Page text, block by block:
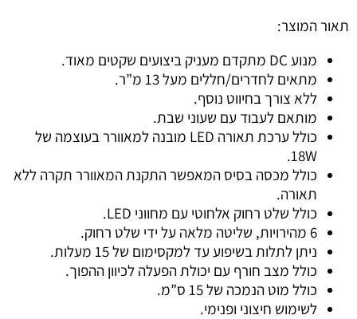
תאור המוצר:
מנוע DC מתקדם מעניק ביצועים שקטים מאוד.
מתאים לחדרים/חללים מעל 13 מ”ר.
ללא צורך בחיווט נוסף.
מותאם לעבוד עם שעוני שבת.
כולל ערכת תאורה LED מובנה למאוורר בעוצמה של
18W.
כולל מכסה בסיס המאפשר התקנת המאוורר תקרה ללא
תאורה.
כולל שלט רחוק אלחוטי עם מחווני LED.
6 מהירויות, שליטה מלאה על ידי שלט רחוק.
ניתן לתלות בשיפוע עד למקסימום של 15 מעלות.
כולל מצב חורף עם יכולת הפעלה לכיוון ההפוך.
כולל מוט הנמכה של 15 ס”מ.
לשימוש חיצוני ופנימי.